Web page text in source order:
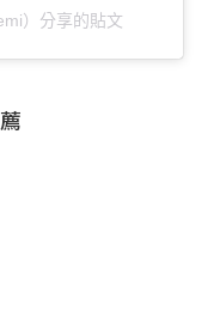
）分享的貼文